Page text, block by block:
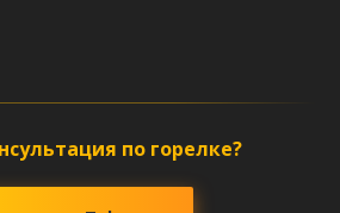
по горелке?